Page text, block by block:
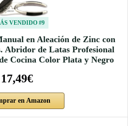
VENDIDO #9
en Aleación de Zinc con
Abridor de Latas Profesional
Cocina Color Plata y Negro
17,49€
en Amazon